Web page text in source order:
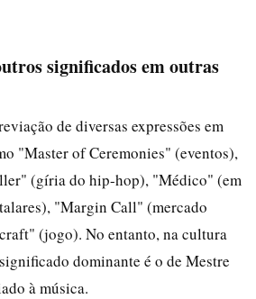
significados em outras
de diversas expressões em
"Master of Ceremonies" (eventos),
(gíria do hip-hop), "Médico" (em
"Margin Call" (mercado
(jogo). No entanto, na cultura
dominante é o de Mestre
à música.